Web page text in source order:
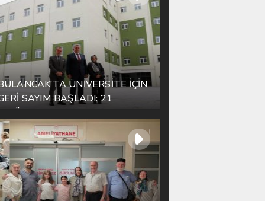
ÜNİVERSİTE İÇİN
SAYIM BAŞLADI: 21
KAPILAR AÇILIYOR